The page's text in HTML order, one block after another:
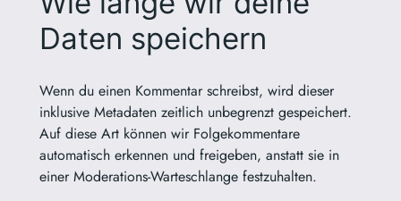
Daten speichern
Wenn du einen Kommentar schreibst, wird dieser
inklusive Metadaten zeitlich unbegrenzt gespeichert.
Auf diese Art können wir Folgekommentare
automatisch erkennen und freigeben, anstatt sie in
einer Moderations-Warteschlange festzuhalten.